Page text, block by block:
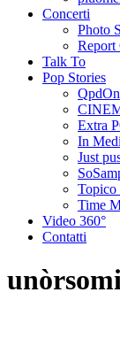
Concerti
Photo
Report
Talk To
Pop Stories
QpdOn
Extra
In
Just
Topico
Time
Video 360°
Contatti